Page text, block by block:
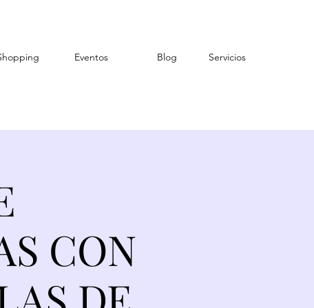
Eventos Blog Servicios
CON